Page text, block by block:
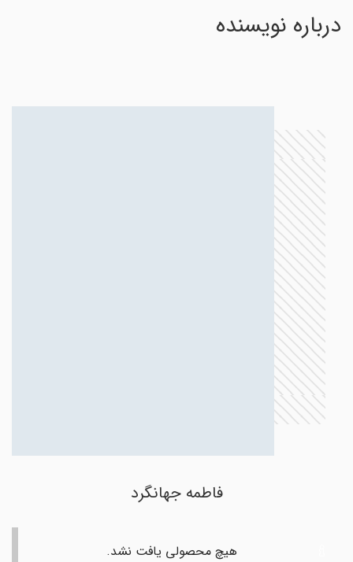
درباره نویسنده
فاطمه جهانگرد
هیچ محصولی یافت نشد.